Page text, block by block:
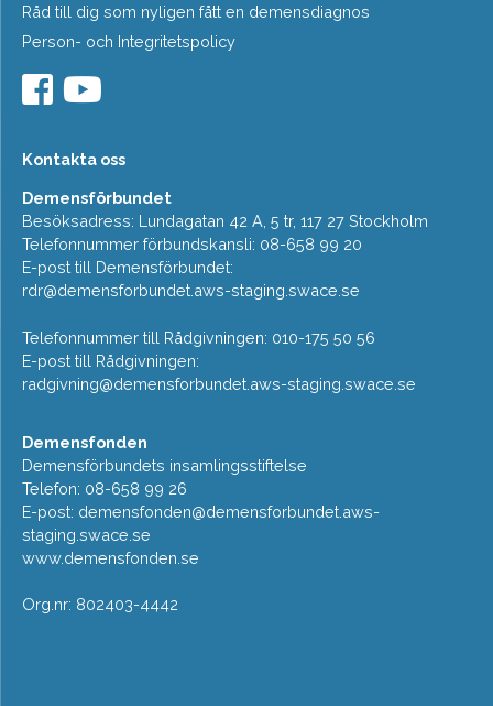
Råd till dig som nyligen fått en demensdiagnos
Person- och Integritetspolicy
Kontakta oss
Demensförbundet
Besöksadress: Lundagatan 42 A, 5 tr, 117 27 Stockholm
Telefonnummer förbundskansli: 08-658 99 20
E-post till Demensförbundet:
rdr@demensforbundet.aws-staging.swace.se
Telefonnummer till Rådgivningen: 010-175 50 56
E-post till Rådgivningen:
radgivning@demensforbundet.aws-staging.swace.se
Demensfonden
Demensförbundets insamlingsstiftelse
Telefon: 08-658 99 26
E-post: demensfonden@demensforbundet.aws-
staging.swace.se
www.demensfonden.se
Org.nr: 802403-4442